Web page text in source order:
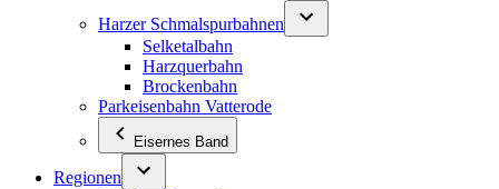
Harzer Schmalspurbahnen
Selketalbahn
Harzquerbahn
Brockenbahn
Parkeisenbahn Vatterode
Eisernes Band
Regionen